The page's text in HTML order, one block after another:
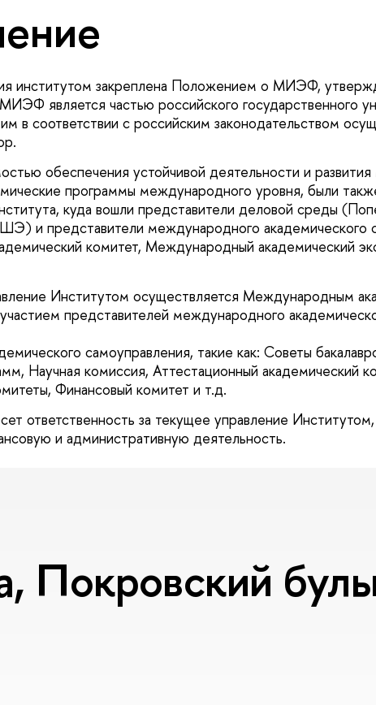
институтом закреплена Положением о МИЭФ,
является частью российского государственного
в соответствии с российским законодательством
обеспечения устойчивой деятельности и
программы международного уровня, были
куда вошли представители деловой среды
и представители международного академического
комитет, Международный академический
Институтом осуществляется Международным
представителей международного
самоуправления, такие как: Советы
Научная комиссия, Аттестационный академический
Финансовый комитет и т.д.
ответственность за текущее управление Институтом,
и административную деятельность.
Покровский